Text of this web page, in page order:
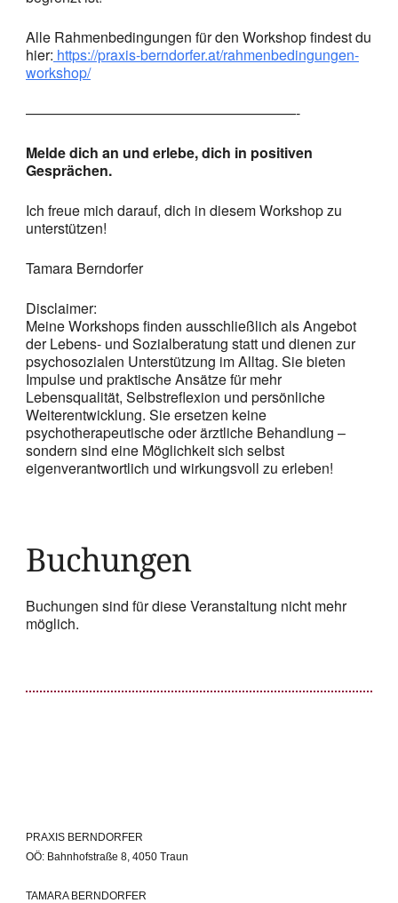
Alle Rahmenbedingungen für den Workshop findest du
hier: https://praxis-berndorfer.at/rahmenbedingungen-
workshop/
———————————————————-
Melde dich an und erlebe, dich in positiven
Gesprächen.
Ich freue mich darauf, dich in diesem Workshop zu
unterstützen!
Tamara Berndorfer
Disclaimer:
Meine Workshops finden ausschließlich als Angebot
der Lebens- und Sozialberatung statt und dienen zur
psychosozialen Unterstützung im Alltag. Sie bieten
Impulse und praktische Ansätze für mehr
Lebensqualität, Selbstreflexion und persönliche
Weiterentwicklung. Sie ersetzen keine
psychotherapeutische oder ärztliche Behandlung –
sondern sind eine Möglichkeit sich selbst
eigenverantwortlich und wirkungsvoll zu erleben!
Buchungen
Buchungen sind für diese Veranstaltung nicht mehr
möglich.
PRAXIS BERNDORFER
OÖ: Bahnhofstraße 8, 4050 Traun
TAMARA BERNDORFER